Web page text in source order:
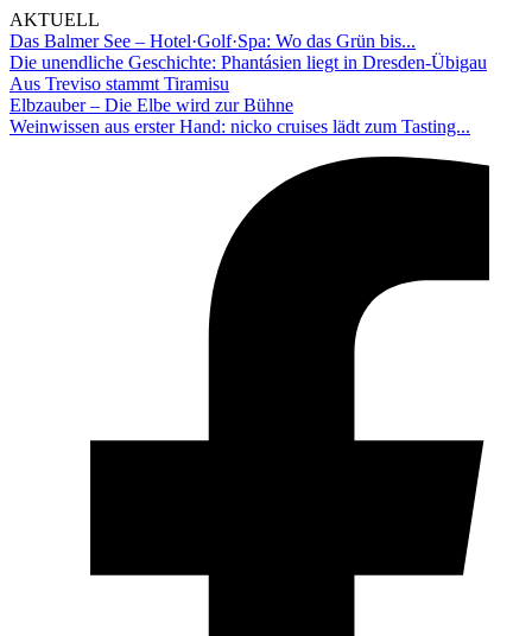
AKTUELL
Das Balmer See – Hotel·Golf·Spa: Wo das Grün bis...
Die unendliche Geschichte: Phantásien liegt in Dresden-Übigau
Aus Treviso stammt Tiramisu
Elbzauber – Die Elbe wird zur Bühne
Weinwissen aus erster Hand: nicko cruises lädt zum Tasting...